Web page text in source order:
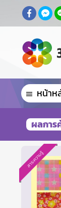
หน้าห
ผลการ
สาระความรู้